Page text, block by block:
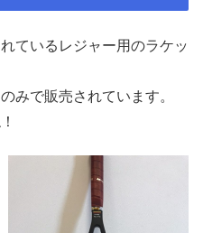
ているレジャー用のラケッ
みで販売されています。